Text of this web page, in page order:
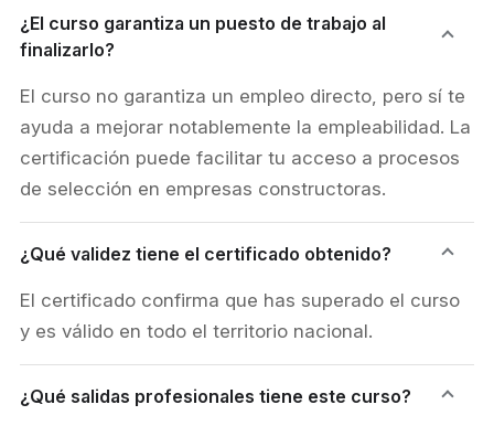
¿El curso garantiza un puesto de trabajo al
finalizarlo?
El curso no garantiza un empleo directo, pero sí te
ayuda a mejorar notablemente la empleabilidad. La
certificación puede facilitar tu acceso a procesos
de selección en empresas constructoras.
¿Qué validez tiene el certificado obtenido?
El certificado confirma que has superado el curso
y es válido en todo el territorio nacional.
¿Qué salidas profesionales tiene este curso?